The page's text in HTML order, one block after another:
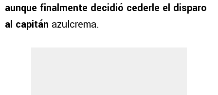
aunque finalmente decidió cederle el disparo
al capitán azulcrema.